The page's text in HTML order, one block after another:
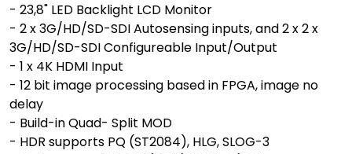
- 23,8" LED Backlight LCD Monitor
- 2 x 3G/HD/SD-SDI Autosensing inputs, and 2 x 2 x
3G/HD/SD-SDI Configureable Input/Output
- 1 x 4K HDMI Input
- 12 bit image processing based in FPGA, image no
delay
- Build-in Quad- Split MOD
- HDR supports PQ (ST2084), HLG, SLOG-3